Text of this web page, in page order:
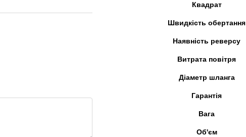
Квадрат
Швидкість обертання
Наявність реверсу
Витрата повітря
Діаметр шланга
Гарантія
Вага
Об'єм